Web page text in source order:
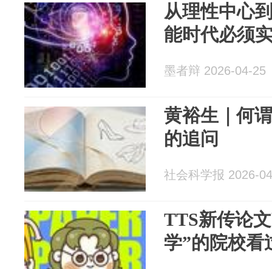
从理性中心
能时代必须
墨者辩 2026-04-25
黄裕生｜何
的追问
社会科学报 2026-
TTS新传论
学”的院校